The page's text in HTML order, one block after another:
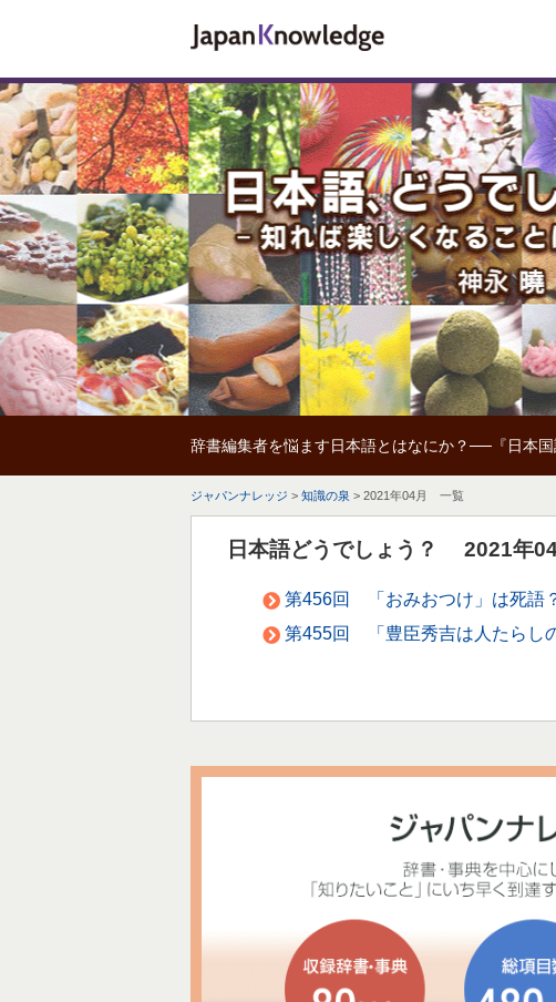
辞書編集者を悩ます日本語とはなにか？──『日本
ジャパンナレッジ > 知識の泉 > 2021年04月 一覧
日本語どうでしょう？ 2021年
第456回 「おみおつけ」は死語
第455回 「豊臣秀吉は人たらし